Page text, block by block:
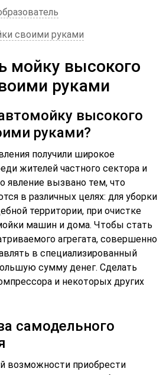
своими руками
мойку высокого
руками
высокого
руками?
получили широкое
жителей частного сектора и
явление вызвано тем, что
в различных целях: для уборки
территории, при очистке
машин и дома. Чтобы стать
агрегата, совершенно
в специализированный
сумму денег. Сделать
и некоторых других
самодельного
возможности приобрести